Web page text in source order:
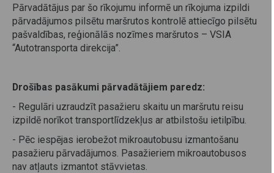
Pārvadātājus par šo rīkojumu informē un rīkojuma izpildi
pārvadājumos pilsētu maršrutos kontrolē attiecīgo pilsētu
pašvaldības, reģionālās nozīmes maršrutos – VSIA
“Autotransporta direkcija”.
Drošības pasākumi pārvadātājiem paredz:
- Regulāri uzraudzīt pasažieru skaitu un maršrutu reisu
izpildē norīkot transportlīdzekļus ar atbilstošu ietilpību.
- Pēc iespējas ierobežot mikroautobusu izmantošanu
pasažieru pārvadājumos. Pasažieriem mikroautobusos
nav atļauts izmantot stāvvietas.